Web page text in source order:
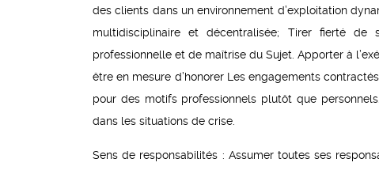
des clients dans un environnement d’exploitation
multidisciplinaire et décentralisée; Tirer fierté
professionnelle et de maîtrise du Sujet. Apporter à
être en mesure d’honorer Les engagements
pour des motifs professionnels plutôt que
dans les situations de crise.
Sens de responsabilités : Assumer toutes ses